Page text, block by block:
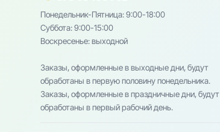
Понедельник-Пятница: 9:00-18:00
Cуббота: 9:00-15:00
Воскресенье: выходной
Заказы, оформленные в выходные дни, будут
обработаны в первую половину понедельника.
Заказы, оформленные в праздничные дни, будут
обработаны в первый рабочий день.